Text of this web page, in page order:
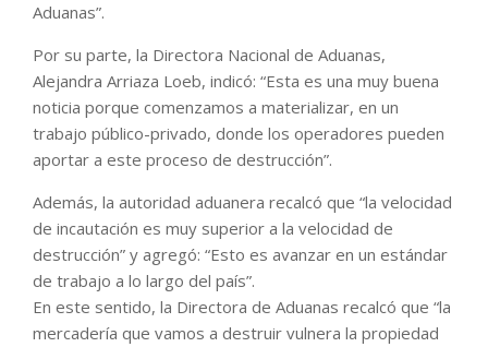
Aduanas”.
Por su parte, la Directora Nacional de Aduanas,
Alejandra Arriaza Loeb, indicó: “Esta es una muy buena
noticia porque comenzamos a materializar, en un
trabajo público-privado, donde los operadores pueden
aportar a este proceso de destrucción”.
Además, la autoridad aduanera recalcó que “la velocidad
de incautación es muy superior a la velocidad de
destrucción” y agregó: “Esto es avanzar en un estándar
de trabajo a lo largo del país”.
En este sentido, la Directora de Aduanas recalcó que “la
mercadería que vamos a destruir vulnera la propiedad